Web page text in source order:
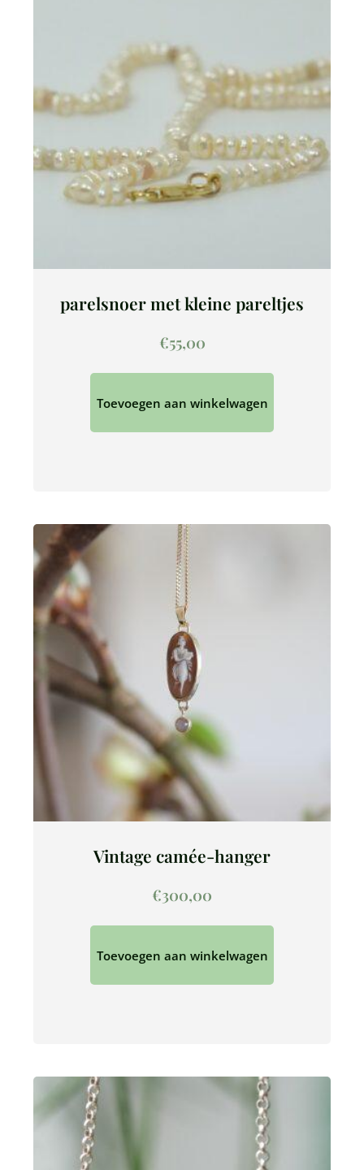
parelsnoer met kleine pareltjes
€55,00
Toevoegen aan winkelwagen
Vintage camée-hanger
€300,00
Toevoegen aan winkelwagen